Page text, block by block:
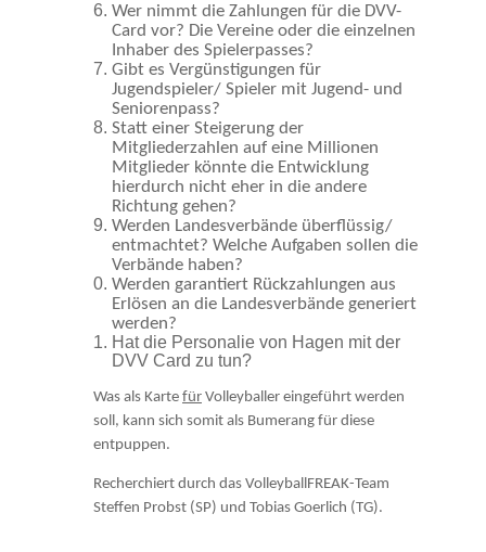
Wer nimmt die Zahlungen für die DVV-
Card vor? Die Vereine oder die einzelnen
Inhaber des Spielerpasses?
Gibt es Vergünstigungen für
Jugendspieler/ Spieler mit Jugend- und
Seniorenpass?
Statt einer Steigerung der
Mitgliederzahlen auf eine Millionen
Mitglieder könnte die Entwicklung
hierdurch nicht eher in die andere
Richtung gehen?
Werden Landesverbände überflüssig/
entmachtet? Welche Aufgaben sollen die
Verbände haben?
Werden garantiert Rückzahlungen aus
Erlösen an die Landesverbände generiert
werden?
Hat die Personalie von Hagen mit der
DVV Card zu tun?
Was als Karte für Volleyballer eingeführt werden
soll, kann sich somit als Bumerang für diese
entpuppen.
Recherchiert durch das VolleyballFREAK-Team
Steffen Probst (SP) und Tobias Goerlich (TG).